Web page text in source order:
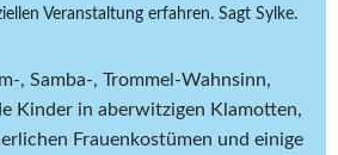
Veranstaltung erfahren. Sagt Sylke.
, Samba-, Trommel-Wahnsinn,
Kinder in aberwitzigen Klamotten,
Frauenkostümen und einige